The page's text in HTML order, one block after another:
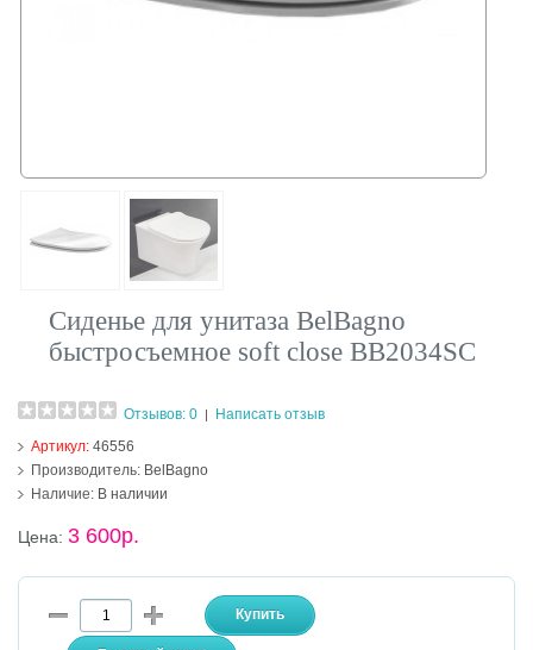
Сиденье для унитаза BelBagno
быстросъемное soft close BB2034SC
Отзывов: 0
Написать отзыв
Артикул:46556
Производитель: BelBagno
Наличие: В наличии
Цена:3 600р.